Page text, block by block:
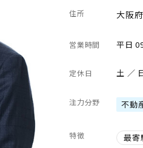
住所 大阪
営業時間 平日
定休日 土 ／
注力分野 不動
特徴 最寄